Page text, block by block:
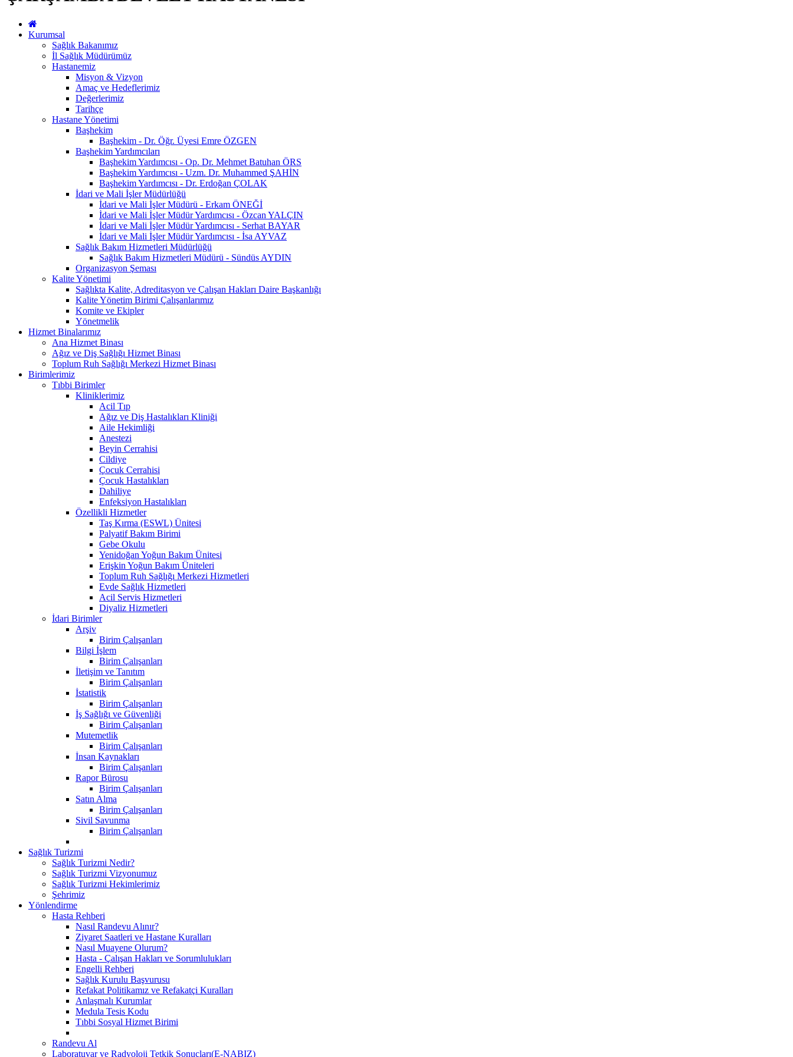
Kurumsal
Sağlık Bakanımız
İl Sağlık Müdürümüz
Hastanemiz
Misyon & Vizyon
Amaç ve Hedeflerimiz
Değerlerimiz
Tarihçe
Hastane Yönetimi
Başhekim
Başhekim - Dr. Öğr. Üyesi Emre ÖZGEN
Başhekim Yardımcıları
Başhekim Yardımcısı - Op. Dr. Mehmet Batuhan ÖRS
Başhekim Yardımcısı - Uzm. Dr. Muhammed ŞAHİN
Başhekim Yardımcısı - Dr. Erdoğan ÇOLAK
İdari ve Mali İşler Müdürlüğü
İdari ve Mali İşler Müdürü - Erkam ÖNEĞİ
İdari ve Mali İşler Müdür Yardımcısı - Özcan YALÇIN
İdari ve Mali İşler Müdür Yardımcısı - Serhat BAYAR
İdari ve Mali İşler Müdür Yardımcısı - İsa AYVAZ
Sağlık Bakım Hizmetleri Müdürlüğü
Sağlık Bakım Hizmetleri Müdürü - Sündüs AYDIN
Organizasyon Şeması
Kalite Yönetimi
Sağlıkta Kalite, Adreditasyon ve Çalışan Hakları Daire Başkanlığı
Kalite Yönetim Birimi Çalışanlarımız
Komite ve Ekipler
Yönetmelik
Hizmet Binalarımız
Ana Hizmet Binası
Ağız ve Diş Sağlığı Hizmet Binası
Toplum Ruh Sağlığı Merkezi Hizmet Binası
Birimlerimiz
Tıbbi Birimler
Kliniklerimiz
Acil Tıp
Ağız ve Diş Hastalıkları Kliniği
Aile Hekimliği
Anestezi
Beyin Cerrahisi
Cildiye
Çocuk Cerrahisi
Çocuk Hastalıkları
Dahiliye
Enfeksiyon Hastalıkları
Özellikli Hizmetler
Taş Kırma (ESWL) Ünitesi
Palyatif Bakım Birimi
Gebe Okulu
Yenidoğan Yoğun Bakım Ünitesi
Erişkin Yoğun Bakım Üniteleri
Toplum Ruh Sağlığı Merkezi Hizmetleri
Evde Sağlık Hizmetleri
Acil Servis Hizmetleri
Diyaliz Hizmetleri
İdari Birimler
Arşiv
Birim Çalışanları
Bilgi İşlem
Birim Çalışanları
İletişim ve Tanıtım
Birim Çalışanları
İstatistik
Birim Çalışanları
İş Sağlığı ve Güvenliği
Birim Çalışanları
Mutemetlik
Birim Çalışanları
İnsan Kaynakları
Birim Çalışanları
Rapor Bürosu
Birim Çalışanları
Satın Alma
Birim Çalışanları
Sivil Savunma
Birim Çalışanları
Sağlık Turizmi
Sağlık Turizmi Nedir?
Sağlık Turizmi Vizyonumuz
Sağlık Turizmi Hekimlerimiz
Şehrimiz
Yönlendirme
Hasta Rehberi
Nasıl Randevu Alınır?
Ziyaret Saatleri ve Hastane Kuralları
Nasıl Muayene Olurum?
Hasta - Çalışan Hakları ve Sorumlulukları
Engelli Rehberi
Sağlık Kurulu Başvurusu
Refakat Politikamız ve Refakatçi Kuralları
Anlaşmalı Kurumlar
Medula Tesis Kodu
Tıbbi Sosyal Hizmet Birimi
Randevu Al
Laboratuvar ve Radyoloji Tetkik Sonuçları(E-NABIZ)